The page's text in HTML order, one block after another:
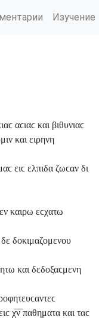
Изучение
αϲιαϲ και βιθυνιαϲ
και ειρηνη
ειϲ ελπιδα ζωϲαν δι
καιρω εϲχατω
δοκιμαζομενου
και δεδοξαϲμενη
χ̅ν̅ παθηματα και ταϲ